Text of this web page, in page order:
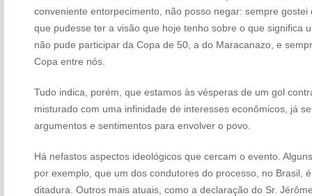
conveniente entorpecimento, não posso negar: sempre
que pudesse ter a visão que hoje tenho sobre o que significa
não pude participar da Copa de 50, a do Maracanazo, e
Copa entre nós.
Tudo indica, porém, que estamos às vésperas de um gol
misturado com uma infinidade de interesses econômicos, já
argumentos e sentimentos para envolver o povo.
Há nefastos aspectos ideológicos que cercam o evento.
por exemplo, que um dos condutores do processo, no Brasil,
ditadura. Outros mais atuais, como a declaração do Sr.